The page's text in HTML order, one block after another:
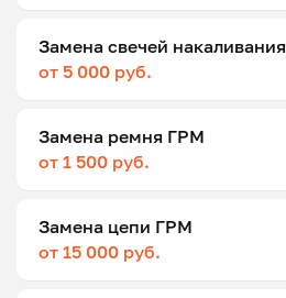
Замена свечей накаливания
от 5 000 руб.
Замена ремня ГРМ
от 1 500 руб.
Замена цепи ГРМ
от 15 000 руб.